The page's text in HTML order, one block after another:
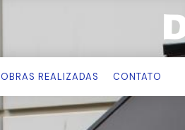
OBRAS REALIZADAS CONTATO